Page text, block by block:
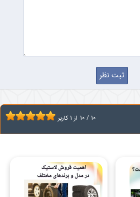
10 / 10 از 1 کاربر